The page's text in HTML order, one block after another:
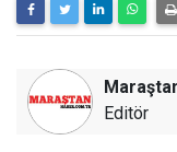
Editör